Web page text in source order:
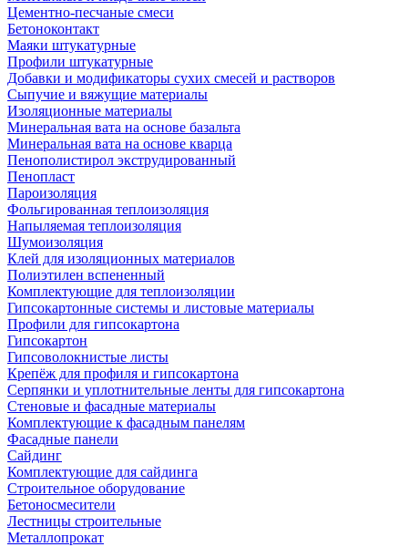
Цементно-песчаные смеси
Бетоноконтакт
Маяки штукатурные
Профили штукатурные
Добавки и модификаторы сухих смесей и растворов
Сыпучие и вяжущие материалы
Изоляционные материалы
Минеральная вата на основе базальта
Минеральная вата на основе кварца
Пенополистирол экструдированный
Пенопласт
Пароизоляция
Фольгированная теплоизоляция
Напыляемая теплоизоляция
Шумоизоляция
Клей для изоляционных материалов
Полиэтилен вспененный
Комплектующие для теплоизоляции
Гипсокартонные системы и листовые материалы
Профили для гипсокартона
Гипсокартон
Гипсоволокнистые листы
Крепёж для профиля и гипсокартона
Серпянки и уплотнительные ленты для гипсокартона
Стеновые и фасадные материалы
Комплектующие к фасадным панелям
Фасадные панели
Сайдинг
Комплектующие для сайдинга
Строительное оборудование
Бетоносмесители
Лестницы строительные
Металлопрокат